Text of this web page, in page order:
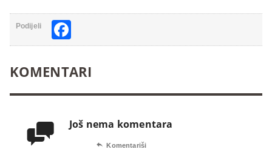
Podijeli
KOMENTARI
 Još nema komentara
 Komentariši